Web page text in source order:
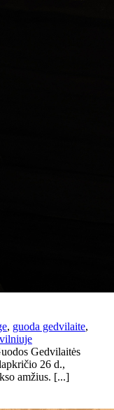
, guoda gedvilaite,
Gedvilaitės
26 d.,
amžius. [...]